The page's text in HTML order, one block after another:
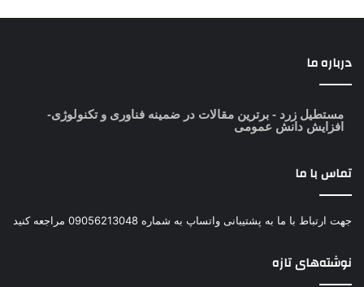
درباره ما
مستطیل زرد - برترین مقالات در ضمینه فناوری و تکنولوژی-
افزایش دانش عمومی
تماس با ما
جهت ارتباط با ما به پشتیبانی واتساپ به شماره 09056213048 مراجعه کنید
نوشته‌های تازه